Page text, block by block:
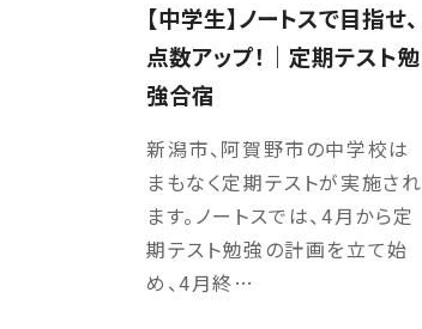
【中学生】ノートスで目指せ、
点数アップ！｜定期テスト勉
強合宿
新潟市、阿賀野市の中学校は
まもなく定期テストが実施され
ます。ノートスでは、4月から定
期テスト勉強の計画を立て始
め、4月終…